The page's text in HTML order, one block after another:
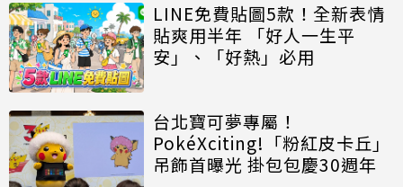
LINE免費貼圖5款！全新表情
貼爽用半年 「好人一生平
安」、「好熱」必用
台北寶可夢專屬！
PokéXciting!「粉紅皮卡丘」
吊飾首曝光 掛包包慶30週年